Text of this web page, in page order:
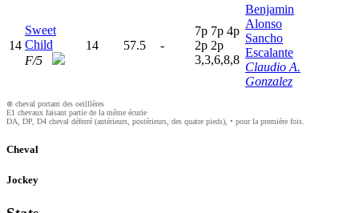
14
Sweet
Child
F/5
14 57.5 -
7p 7p 4p
2p 2p
3,3,6,8,8
Benjamin
Alonso
Sancho
Escalante
Claudio A.
Gonzalez
⊗ cheval portant des oeilllères
E1 chevaux faisant partie de la même écurie
DA, DP, D4 cheval déferré (antérieurs, postérieurs, des quatre pieds), • pour la première fois.
Cheval
Jockey